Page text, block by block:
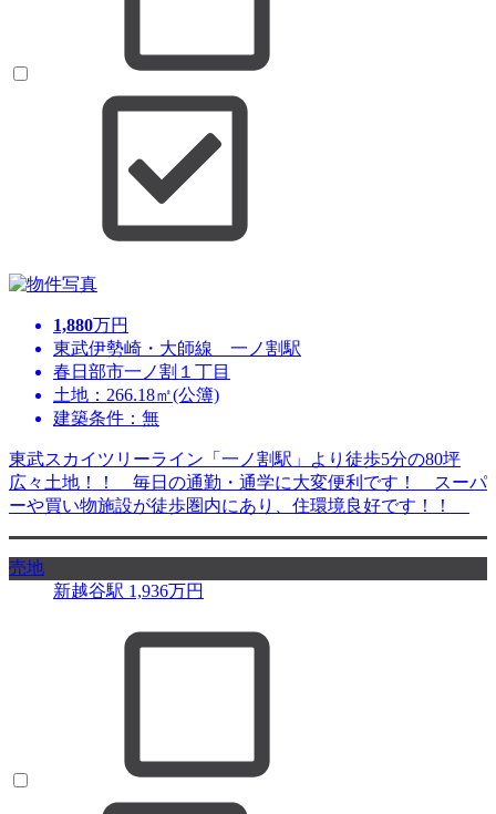
1,880万円
東武伊勢崎・大師線 一ノ割駅
春日部市一ノ割１丁目
土地：266.18㎡(公簿)
建築条件：無
東武スカイツリーライン「一ノ割駅」より徒歩5分の80坪
広々土地！！ 毎日の通勤・通学に大変便利です！ スーパ
ーや買い物施設が徒歩圏内にあり、住環境良好です！！
売地
新越谷駅 1,936万円